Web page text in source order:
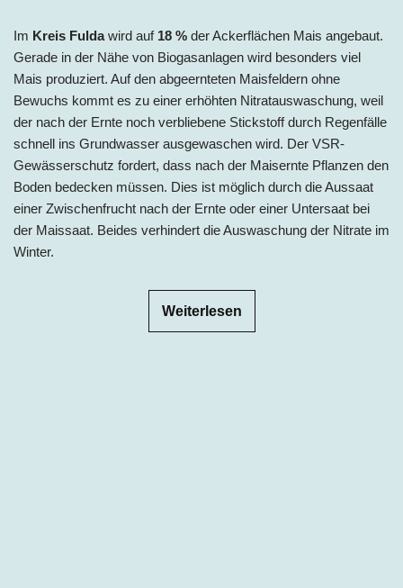
Im Kreis Fuldawird auf 18 % der Ackerflächen Mais angebaut.
Gerade in der Nähe von Biogasanlagen wird besonders viel
Mais produziert. Auf den abgeernteten Maisfeldern ohne
Bewuchs kommt es zu einer erhöhten Nitratauswaschung, weil
der nach der Ernte noch verbliebene Stickstoff durch Regenfälle
schnell ins Grundwasser ausgewaschen wird. Der VSR-
Gewässerschutz fordert, dass nach der Maisernte Pflanzen den
Boden bedecken müssen. Dies ist möglich durch die Aussaat
einer Zwischenfrucht nach der Ernte oder einer Untersaat bei
der Maissaat. Beides verhindert die Auswaschung der Nitrate im
Winter.
Weiterlesen